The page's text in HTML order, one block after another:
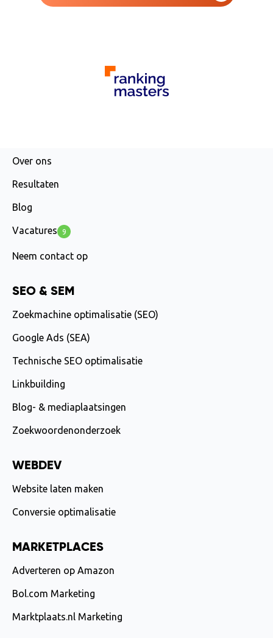
Over ons
Resultaten
Blog
Vacatures 9
Neem contact op
SEO & SEM
Zoekmachine optimalisatie (SEO)
Google Ads (SEA)
Technische SEO optimalisatie
Linkbuilding
Blog- & mediaplaatsingen
Zoekwoordenonderzoek
WEBDEV
Website laten maken
Conversie optimalisatie
MARKETPLACES
Adverteren op Amazon
Bol.com Marketing
Marktplaats.nl Marketing